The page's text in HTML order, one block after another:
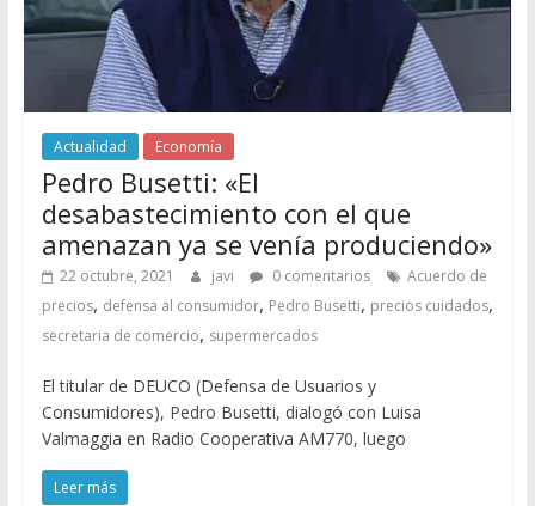
Actualidad Economía
Pedro Busetti: «El
desabastecimiento con el que
amenazan ya se venía produciendo»
22 octubre, 2021 javi 0 comentarios
Acuerdo de
precios, defensa al consumidor, Pedro Busetti, precios cuidados,
secretaria de comercio, supermercados
El titular de DEUCO (Defensa de Usuarios y
Consumidores), Pedro Busetti, dialogó con Luisa
Valmaggia en Radio Cooperativa AM770, luego
Leer más